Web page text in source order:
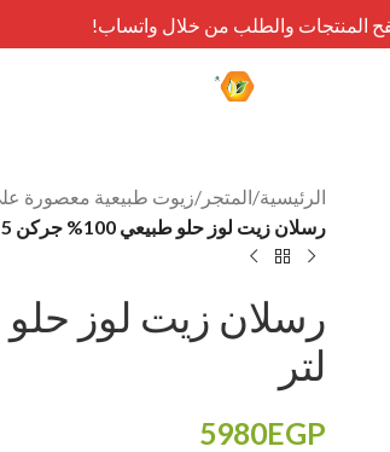
المنتجات والطلب من خلال واتساب!
الرئيسية/المتجر /زيوت طبيعية معصورة
رسلان زيت لوز حلو طبيعي 100% جركن 5 لتر
لتر
5980EGP